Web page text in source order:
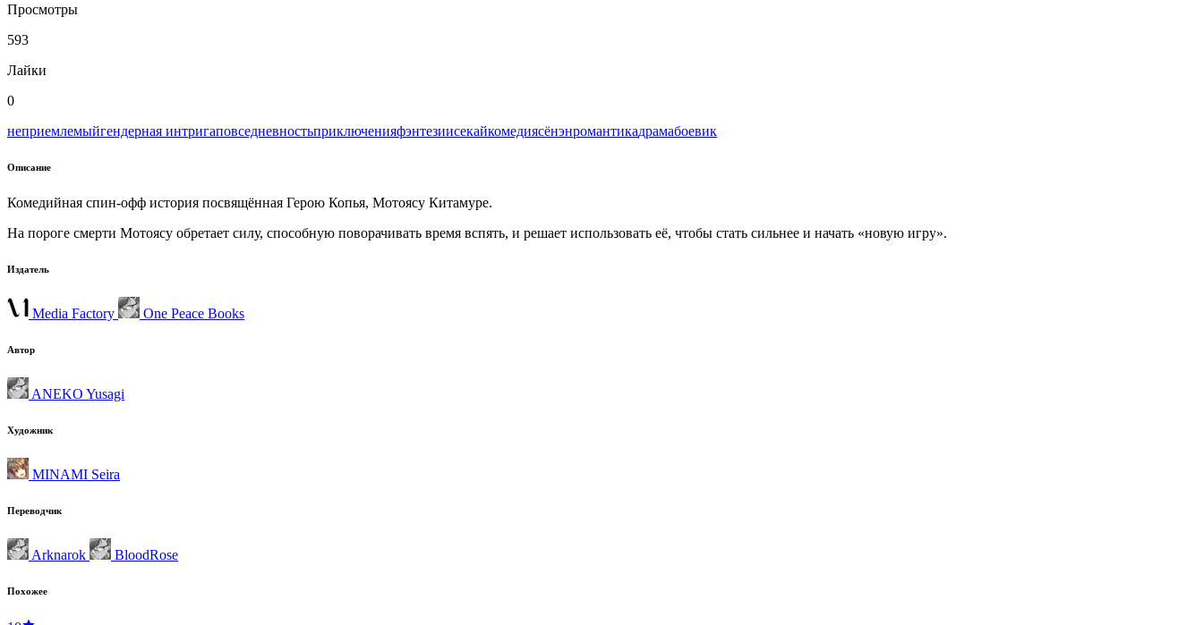
Просмотры
593
Лайки
0
неприемлемыйгендерная интригаповседневностьприключенияфэнтезиисекайкомедиясёнэнромантикадрамабоевик
Описание
Комедийная спин-офф история посвящённая Герою Копья, Мотоясу Китамуре.
На пороге смерти Мотоясу обретает силу, способную поворачивать время вспять, и решает использовать её, чтобы стать сильнее и начать «новую игру».
Издатель
Media Factory One Peace Books
Автор
ANEKO Yusagi
Художник
MINAMI Seira
Переводчик
Arknarok BloodRose
Похожее